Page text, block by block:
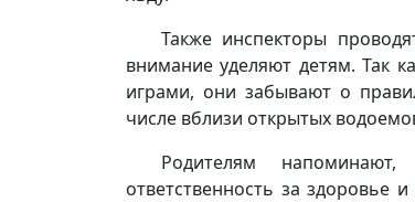
Также инспекторы
внимание уделяют детям. Так
играми, они забывают о
числе вблизи открытых
Родителям
ответственность за здоровье